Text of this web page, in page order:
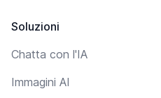
Soluzioni
Chatta con l'IA
Immagini AI